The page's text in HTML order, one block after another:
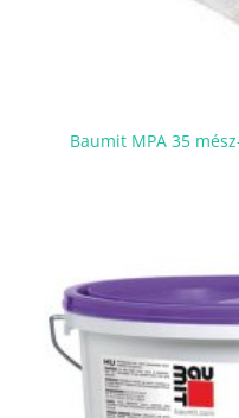
Baumit MPA 35